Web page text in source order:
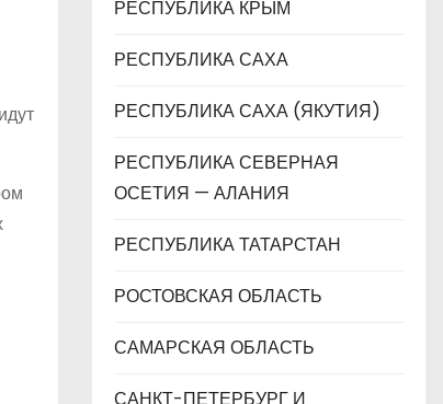
РЕСПУБЛИКА КРЫМ
РЕСПУБЛИКА САХА
РЕСПУБЛИКА САХА (ЯКУТИЯ)
РЕСПУБЛИКА СЕВЕРНАЯ
ОСЕТИЯ — АЛАНИЯ
РЕСПУБЛИКА ТАТАРСТАН
РОСТОВСКАЯ ОБЛАСТЬ
САМАРСКАЯ ОБЛАСТЬ